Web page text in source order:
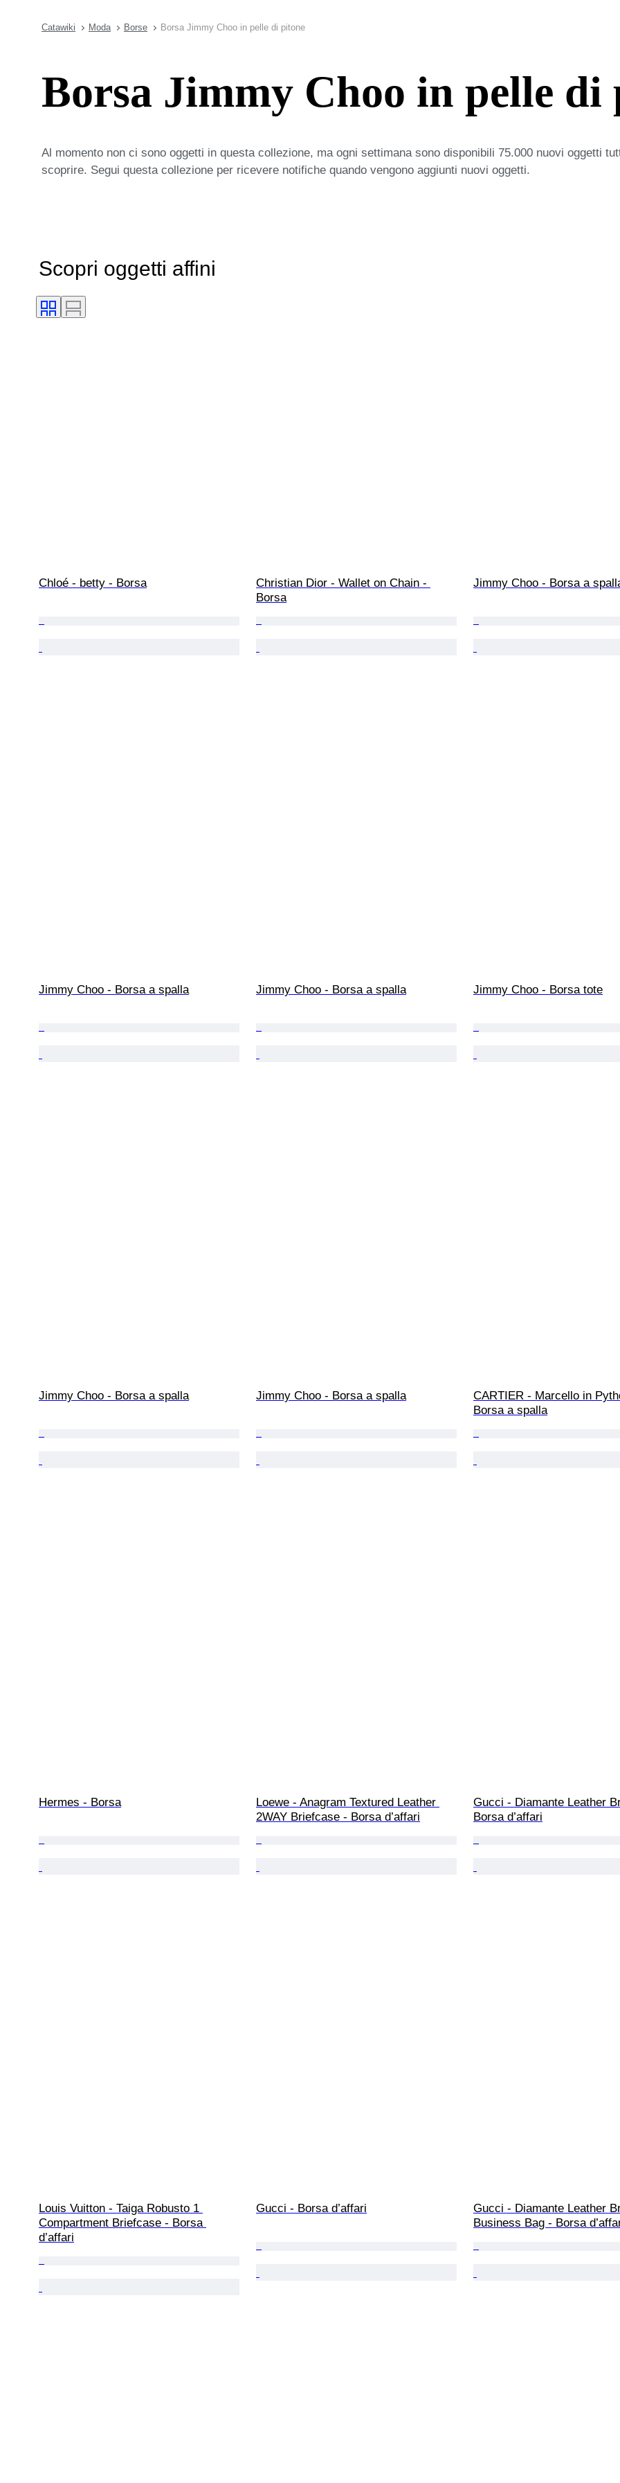
Catawiki Moda Borse Borsa Jimmy Choo in pelle di pitone
Borsa Jimmy Choo in pelle di
Al momento non ci sono oggetti in questa collezione, ma ogni settimana sono disponibili 75.000 nuovi oggetti
scoprire. Segui questa collezione per ricevere notifiche quando vengono aggiunti nuovi oggetti.
Scopri oggetti affini
Chloé - betty - Borsa
Christian Dior - Wallet on Chain -
Borsa
Jimmy Choo - Borsa a
Jimmy Choo - Borsa a spalla Jimmy Choo - Borsa a spalla Jimmy Choo - Borsa tote
Jimmy Choo - Borsa a spalla Jimmy Choo - Borsa a spalla
CARTIER - Marcello in
Borsa a spalla
Hermes - Borsa
Loewe - Anagram Textured Leather
2WAY Briefcase - Borsa d’affari
Gucci - Diamante Leather
Borsa d’affari
Louis Vuitton - Taiga Robusto 1
Compartment Briefcase - Borsa
d’affari
Gucci - Borsa d’affari
Gucci - Diamante Leather
Business Bag - Borsa